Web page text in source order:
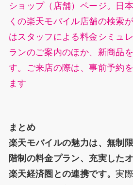
ショップ（店舗）ページ。日
くの楽天モバイル店舗の検索
はスタッフによる料金シミュ
ランのご案内のほか、新商品
す。ご来店の際は、事前予約
ます
まとめ
楽天モバイルの魅力は、無制
階制の料金プラン、充実した
楽天経済圏との連携です。実